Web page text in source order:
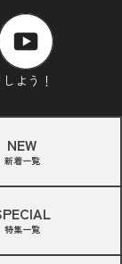
よう！
NEW
新着一覧
特集一覧